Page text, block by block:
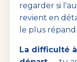
regarder si
revient en
le plus
La difficulté